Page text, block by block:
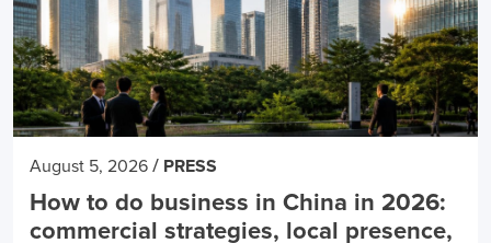
August 5, 2026 / PRESS
How to do business in China in 2026:
commercial strategies, local presence,